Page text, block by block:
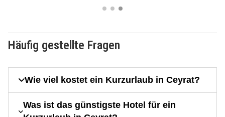
Häufig gestellte Fragen
Wie viel kostet ein Kurzurlaub in Ceyrat?
Was ist das günstigste Hotel für ein